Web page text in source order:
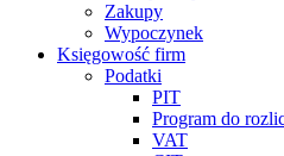
Zakupy
Wypoczynek
Księgowość firm
Podatki
PIT
Program do
VAT